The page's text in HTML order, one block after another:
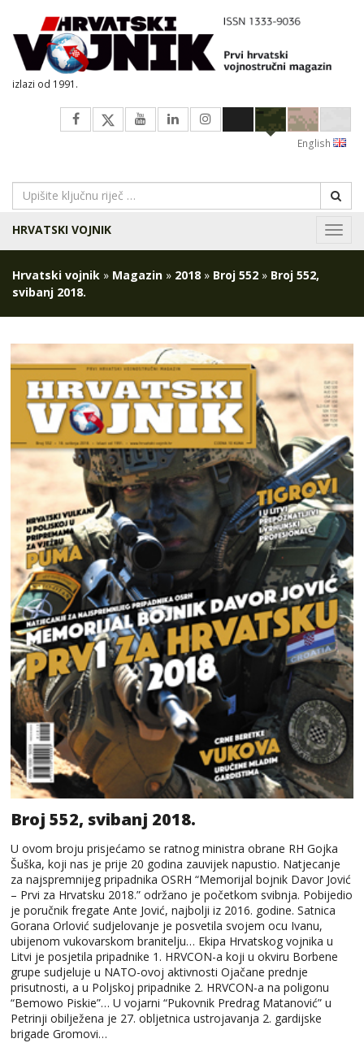
izlazi od 1991.
English
HRVATSKI VOJNIK
Hrvatski vojnik » Magazin » 2018 » Broj 552 » Broj 552,
svibanj 2018.
Broj 552, svibanj 2018.
U ovom broju prisjećamo se ratnog ministra obrane RH Gojka
Šuška, koji nas je prije 20 godina zauvijek napustio. Natjecanje
za najspremnijeg pripadnika OSRH “Memorijal bojnik Davor Jović
– Prvi za Hrvatsku 2018.” održano je početkom svibnja. Pobijedio
je poručnik fregate Ante Jović, najbolji iz 2016. godine. Satnica
Gorana Orlović sudjelovanje je posvetila svojem ocu Ivanu,
ubijenom vukovarskom branitelju… Ekipa Hrvatskog vojnika u
Litvi je posjetila pripadnike 1. HRVCON-a koji u okviru Borbene
grupe sudjeluje u NATO-ovoj aktivnosti Ojačane prednje
prisutnosti, a u Poljskoj pripadnike 2. HRVCON-a na poligonu
“Bemowo Piskie”… U vojarni “Pukovnik Predrag Matanović” u
Petrinji obilježena je 27. obljetnica ustrojavanja 2. gardijske
brigade Gromovi…